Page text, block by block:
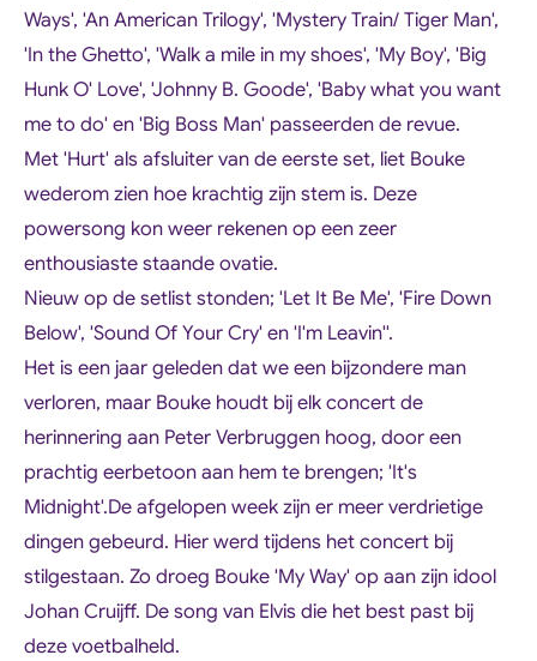
Ways', 'An American Trilogy', 'Mystery Train/ Tiger Man',
'In the Ghetto', 'Walk a mile in my shoes', 'My Boy', 'Big
Hunk O' Love', 'Johnny B. Goode', 'Baby what you want
me to do' en'Big Boss Man' passeerden de revue.
Met 'Hurt' als afsluiter van de eerste set, liet Bouke
wederom zien hoe krachtig zijn stem is. Deze
powersong kon weer rekenen op een zeer
enthousiaste staande ovatie.
Nieuw op de setlist stonden; 'Let It Be Me', 'Fire Down
Below', 'Sound Of Your Cry' en 'I'm Leavin''.
Het is een jaar geleden dat we een bijzondere man
verloren, maar Bouke houdt bij elk concert de
herinnering aan Peter Verbruggen hoog, door een
prachtig eerbetoon aan hem te brengen; 'It's
Midnight'.De afgelopen week zijn er meer verdrietige
dingen gebeurd. Hier werd tijdens het concert bij
stilgestaan. Zo droeg Bouke 'My Way' op aan zijn idool
Johan Cruijff. De song van Elvis die het best past bij
deze voetbalheld.